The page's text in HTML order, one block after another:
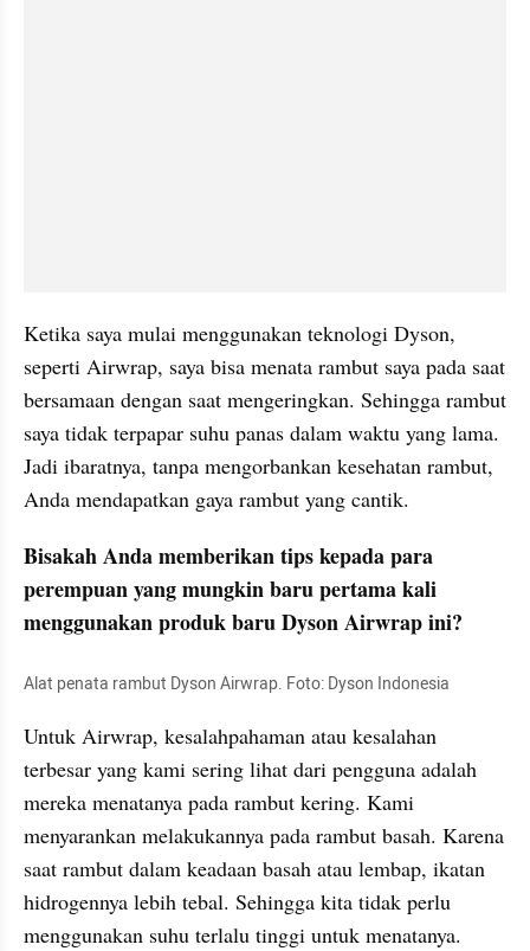
Ketika saya mulai menggunakan teknologi Dyson,
seperti Airwrap, saya bisa menata rambut saya pada saat
bersamaan dengan saat mengeringkan. Sehingga rambut
saya tidak terpapar suhu panas dalam waktu yang lama.
Jadi ibaratnya, tanpa mengorbankan kesehatan rambut,
Anda mendapatkan gaya rambut yang cantik.
Bisakah Anda memberikan tips kepada para
perempuan yang mungkin baru pertama kali
menggunakan produk baru Dyson Airwrap ini?
Alat penata rambut Dyson Airwrap. Foto: Dyson Indonesia
Untuk Airwrap, kesalahpahaman atau kesalahan
terbesar yang kami sering lihat dari pengguna adalah
mereka menatanya pada rambut kering. Kami
menyarankan melakukannya pada rambut basah. Karena
saat rambut dalam keadaan basah atau lembap, ikatan
hidrogennya lebih tebal. Sehingga kita tidak perlu
menggunakan suhu terlalu tinggi untuk menatanya.